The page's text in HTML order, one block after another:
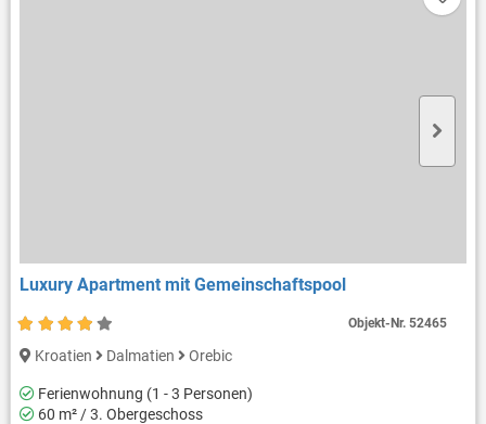
Luxury Apartment mit Gemeinschaftspool
Kroatien Dalmatien Orebic
Ferienwohnung (1 - 3 Personen)
60 m² / 3. Obergeschoss
Objekt-Nr.52465